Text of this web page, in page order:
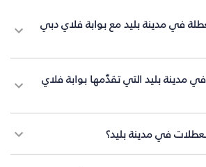
في مدينة بليد مع بوابة فلاي دبي
مدينة بليد التي تقدّمها بوابة فلاي
في مدينة بليد؟